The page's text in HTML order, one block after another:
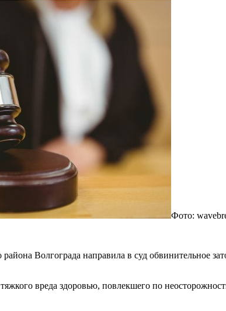
Фото:
Волгограда направила в суд обвинительное
вреда здоровью, повлекшего по